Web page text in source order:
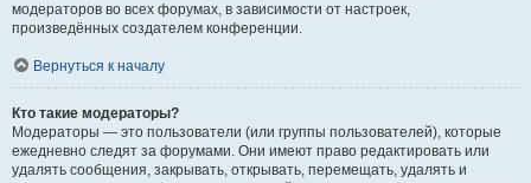
модераторов во всех форумах, в зависимости от настроек,
произведённых создателем конференции.
Вернуться к началу
Кто такие модераторы?
Модераторы — это пользователи (или группы пользователей), которые
ежедневно следят за форумами. Они имеют право редактировать или
удалять сообщения, закрывать, открывать, перемещать, удалять и